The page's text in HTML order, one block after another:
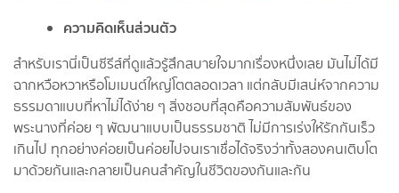
ความคิดเห็นส่วนตัว
สำหรับเรานี่เป็นซีรีส์ที่ดูแล้วรู้สึกสบายใจมากเรื่องหนึ่งเลย มันไม่ได้มี
ฉากหวือหวาหรือโมเมนต์ใหญ่โตตลอดเวลา แต่กลับมีเสน่ห์จากความ
ธรรมดาแบบที่หาไม่ได้ง่าย ๆ สิ่งชอบที่สุดคือความสัมพันธ์ของ
พระนางที่ค่อย ๆ พัฒนาแบบเป็นธรรมชาติ ไม่มีการเร่งให้รักกันเร็ว
เกินไป ทุกอย่างค่อยเป็นค่อยไปจนเราเชื่อได้จริงว่าทั้งสองคนเติบโต
มาด้วยกันและกลายเป็นคนสำคัญในชีวิตของกันและกัน